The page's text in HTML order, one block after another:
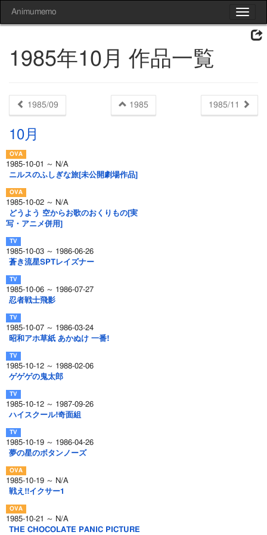
Toggle
Animumemo
1985年10月 作品一覧
1985/09 1985 1985/11
10月
1985-10-01 ～ N/A
ニルスのふしぎな旅[未公開劇場作品]
1985-10-02 ～ N/A
どうよう 空からお歌のおくりもの[実
写・アニメ併用]
1985-10-03 ～ 1986-06-26
蒼き流星SPTレイズナー
1985-10-06 ～ 1986-07-27
忍者戦士飛影
1985-10-07 ～ 1986-03-24
昭和アホ草紙 あかぬけ 一番!
1985-10-12 ～ 1988-02-06
ゲゲゲの鬼太郎
1985-10-12 ～ 1987-09-26
ハイスクール!奇面組
1985-10-19 ～ 1986-04-26
夢の星のボタンノーズ
1985-10-19 ～ N/A
戦え!!イクサー1
1985-10-21 ～ N/A
THE CHOCOLATE PANIC PICTURE